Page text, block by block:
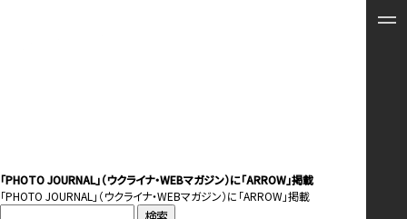
「PHOTO JOURNAL」（ウクライナ・WEBマガジン）に「ARROW」掲載
「PHOTO JOURNAL 」（ウクライナ・WEBマガジン）に「ARROW」掲載